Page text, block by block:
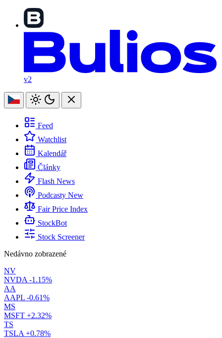
v2
Feed
Watchlist
Kalendář
Články
Flash News
Podcasty New
Fair Price Index
StockBot
Stock Screener
Nedávno zobrazené
NV
NVDA -1.15%
AA
AAPL -0.61%
MS
MSFT +2.32%
TS
TSLA +0.78%